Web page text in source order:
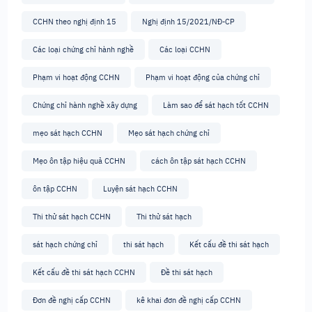
CCHN theo nghị định 15 Nghị định 15/2021/NĐ-CP
Các loại chứng chỉ hành nghề Các loại CCHN
Phạm vi hoạt động CCHN Phạm vi hoạt động của chứng chỉ
Chứng chỉ hành nghề xây dựng Làm sao để sát hạch tốt CCHN
mẹo sát hạch CCHN Mẹo sát hạch chứng chỉ
Mẹo ôn tập hiệu quả CCHN cách ôn tập sát hạch CCHN
ôn tập CCHN Luyện sát hạch CCHN
Thi thử sát hạch CCHN Thi thử sát hạch
sát hạch chứng chỉ thi sát hạch Kết cấu đề thi sát hạch
Kết cấu đề thi sát hạch CCHN Đề thi sát hạch
Đơn đề nghị cấp CCHN kê khai đơn đề nghị cấp CCHN